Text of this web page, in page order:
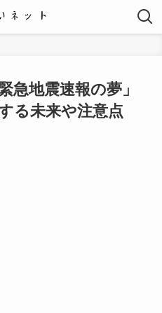
急地震速報の夢」
る未来や注意点